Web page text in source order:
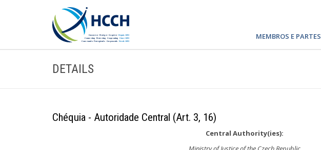
MEMBROS E PARTES
DETAILS
Chéquia - Autoridade Central (Art. 3, 16)
Central Authority(ies):